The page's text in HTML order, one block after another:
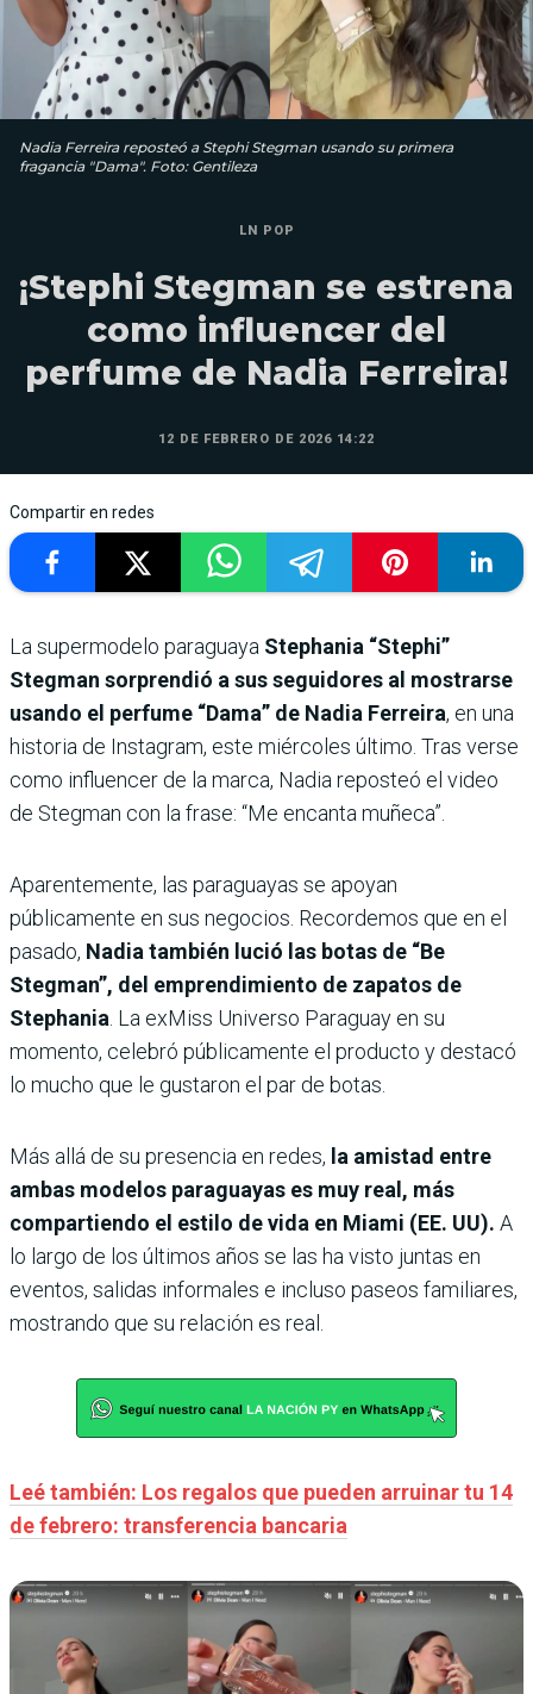
Nadia Ferreira reposteó a Stephi Stegman usando su primera
fragancia "Dama". Foto: Gentileza
LN POP
¡Stephi Stegman se estrena
como influencer del
perfume de Nadia Ferreira!
12 DE FEBRERO DE 2026 14:22
Compartir en redes
La supermodelo paraguaya Stephania “Stephi”
Stegman sorprendió a sus seguidores al mostrarse
usando el perfume “Dama” de Nadia Ferreira, en una
historia de Instagram, este miércoles último. Tras verse
como influencer de la marca, Nadia reposteó el video
de Stegman con la frase: “Me encanta muñeca”.
Aparentemente, las paraguayas se apoyan
públicamente en sus negocios. Recordemos que en el
pasado, Nadia también lució las botas de “Be
Stegman”, del emprendimiento de zapatos de
Stephania. La exMiss Universo Paraguay en su
momento, celebró públicamente el producto y destacó
lo mucho que le gustaron el par de botas.
Más allá de su presencia en redes, la amistad entre
ambas modelos paraguayas es muy real, más
compartiendo el estilo de vida en Miami (EE. UU). A
lo largo de los últimos años se las ha visto juntas en
eventos, salidas informales e incluso paseos familiares,
mostrando que su relación es real.
Leé también: Los regalos que pueden arruinar tu 14
de febrero: transferencia bancaria